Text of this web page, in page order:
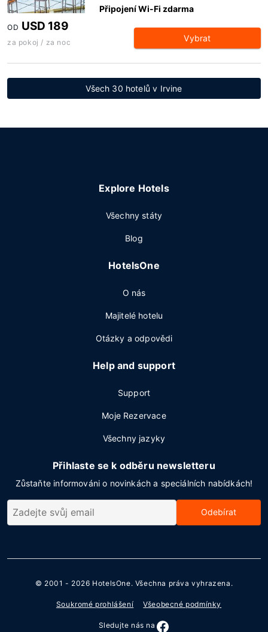
Připojení Wi-Fi zdarma
OD USD 189
za pokoj / za noc Vybrat
Všech 30 hotelů v Irvine
Explore Hotels
Všechny státy
Blog
HotelsOne
O nás
Majitelé hotelu
Otázky a odpovědi
Help and support
Support
Moje Rezervace
Všechny jazyky
Přihlaste se k odběru newsletteru
Zůstaňte informováni o novinkách a speciálních nabídkách!
Odebírat
© 2001 - 2026 HotelsOne. Všechna práva vyhrazena.
Soukromé prohlášení Všeobecné podmínky
Sledujte nás na